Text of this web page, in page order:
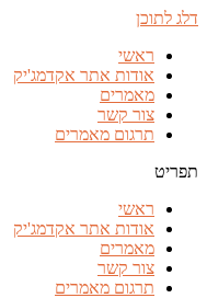
דלג לתוכן
ראשי
אודות אתר אקדמג'יק
מאמרים
צור קשר
תרגום מאמרים
תפריט
ראשי
אודות אתר אקדמג'יק
מאמרים
צור קשר
תרגום מאמרים